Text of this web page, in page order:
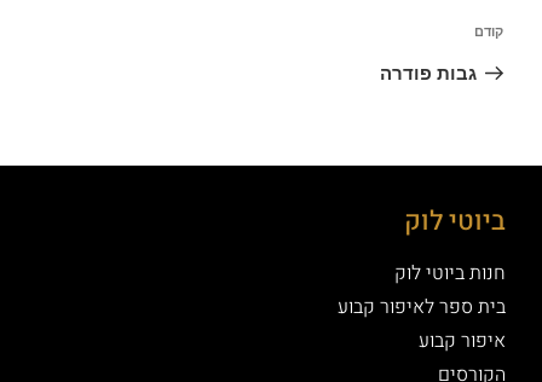
קודם
גבות פודרה
ביוטי לוק
חנות ביוטי לוק
בית ספר לאיפור קבוע
איפור קבוע
הקורסים